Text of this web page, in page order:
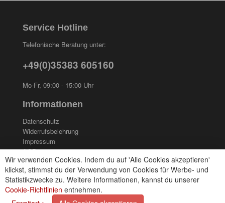
Wir verwenden Cookies. Indem du auf 'Alle Cookies akzeptieren'
klickst, stimmst du der Verwendung von Cookies für Werbe- und
Statistikzwecke zu. Weitere Informationen, kannst du unserer
Cookie-Richtlinien entnehmen.
Service Hotline
Telefonische Beratung unter:
+49(0)35383 605160
Mo-Fr, 09:00 - 15:00 Uhr
Informationen
Datenschutz
Widerrufsbelehrung
Impressum
AGB
Kontakt
Cookies einstellungen
Zahlungsarten